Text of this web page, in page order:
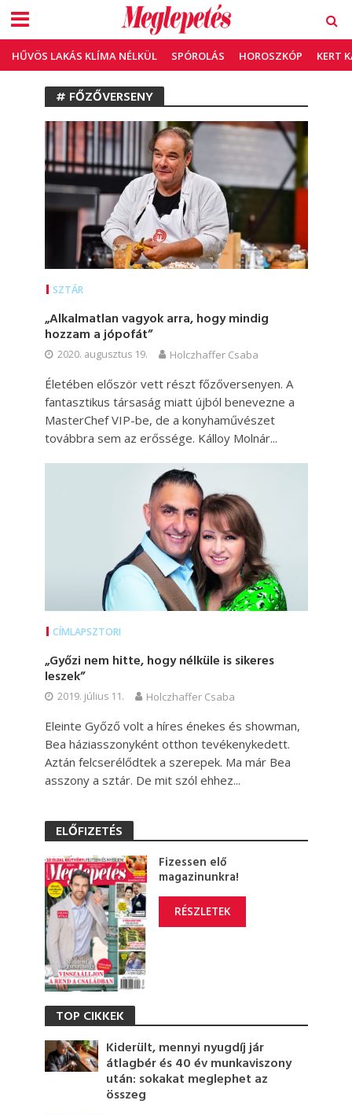
HŰVÖS LAKÁS KLÍMA NÉLKÜL SPÓROLÁS HOROSZKÓP KERT
# FŐZŐVERSENY
SZTÁR
„Alkalmatlan vagyok arra, hogy mindig
hozzam a jópofát”
2020. augusztus 19. Holczhaffer Csaba
Életében először vett részt főzőversenyen. A
fantasztikus társaság miatt újból benevezne a
MasterChef VIP-be, de a konyhaművészet
továbbra sem az erőssége. Kálloy Molnár...
CÍMLAPSZTORI
„Győzi nem hitte, hogy nélküle is sikeres
leszek”
2019. július 11. Holczhaffer Csaba
Eleinte Győző volt a híres énekes és showman,
Bea háziasszonyként otthon tevékenykedett.
Aztán felcserélődtek a szerepek. Ma már Bea
asszony a sztár. De mit szól ehhez...
ELŐFIZETÉS
Fizessen elő
magazinunkra!
RÉSZLETEK
TOP CIKKEK
Kiderült, mennyi nyugdíj jár
átlagbér és 40 év munkaviszony
után: sokakat meglephet az
összeg